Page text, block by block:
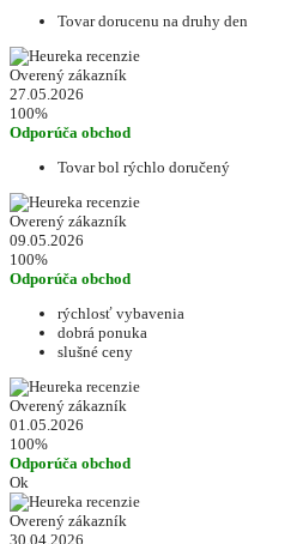
Tovar dorucenu na druhy den
Overený zákazník
27.05.2026
100%
Odporúča obchod
Tovar bol rýchlo doručený
Overený zákazník
09.05.2026
100%
Odporúča obchod
rýchlosť vybavenia
dobrá ponuka
slušné ceny
Overený zákazník
01.05.2026
100%
Odporúča obchod
Ok
Overený zákazník
30.04.2026